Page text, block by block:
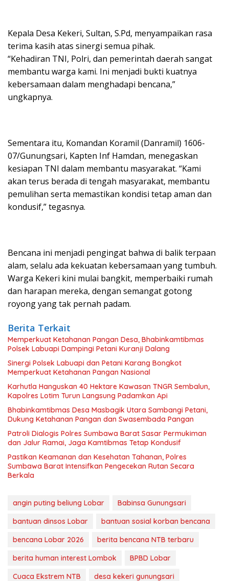
Kepala Desa Kekeri, Sultan, S.Pd, menyampaikan rasa
terima kasih atas sinergi semua pihak.
“Kehadiran TNI, Polri, dan pemerintah daerah sangat
membantu warga kami. Ini menjadi bukti kuatnya
kebersamaan dalam menghadapi bencana,”
ungkapnya.
Sementara itu, Komandan Koramil (Danramil) 1606-
07/Gunungsari, Kapten Inf Hamdan, menegaskan
kesiapan TNI dalam membantu masyarakat. “Kami
akan terus berada di tengah masyarakat, membantu
pemulihan serta memastikan kondisi tetap aman dan
kondusif,” tegasnya.
Bencana ini menjadi pengingat bahwa di balik terpaan
alam, selalu ada kekuatan kebersamaan yang tumbuh.
Warga Kekeri kini mulai bangkit, memperbaiki rumah
dan harapan mereka, dengan semangat gotong
royong yang tak pernah padam.
Berita Terkait
Memperkuat Ketahanan Pangan Desa, Bhabinkamtibmas
Polsek Labuapi Dampingi Petani Kuranji Dalang
Sinergi Polsek Labuapi dan Petani Karang Bongkot
Memperkuat Ketahanan Pangan Nasional
Karhutla Hanguskan 40 Hektare Kawasan TNGR Sembalun,
Kapolres Lotim Turun Langsung Padamkan Api
Bhabinkamtibmas Desa Masbagik Utara Sambangi Petani,
Dukung Ketahanan Pangan dan Swasembada Pangan
Patroli Dialogis Polres Sumbawa Barat Sasar Permukiman
dan Jalur Ramai, Jaga Kamtibmas Tetap Kondusif
Pastikan Keamanan dan Kesehatan Tahanan, Polres
Sumbawa Barat Intensifkan Pengecekan Rutan Secara
Berkala
angin puting beliung Lobar
Babinsa Gunungsari
bantuan dinsos Lobar
bantuan sosial korban bencana
bencana Lobar 2026
berita bencana NTB terbaru
berita human interest Lombok
BPBD Lobar
Cuaca Ekstrem NTB
desa kekeri gunungsari